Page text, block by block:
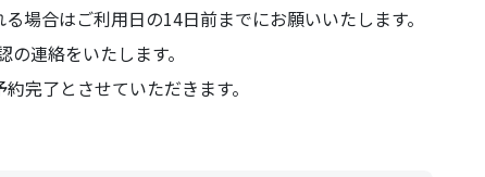
場合はご利用日の14日前までにお願いいたします。
連絡をいたします。
完了とさせていただきます。